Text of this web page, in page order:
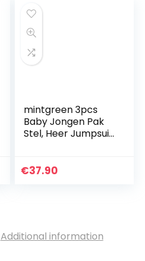
mintgreen 3pcs
Baby Jongen Pak
Stel, Heer Jumpsuit
Vlinderdas en
€37.90
Additional information